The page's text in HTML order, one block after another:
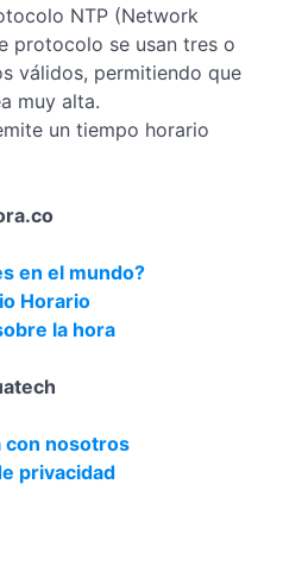
NTP (Network
protocolo se usan tres o
válidos, permitiendo que
muy alta.
un tiempo horario
en el mundo?
Horario
la hora
con nosotros
privacidad